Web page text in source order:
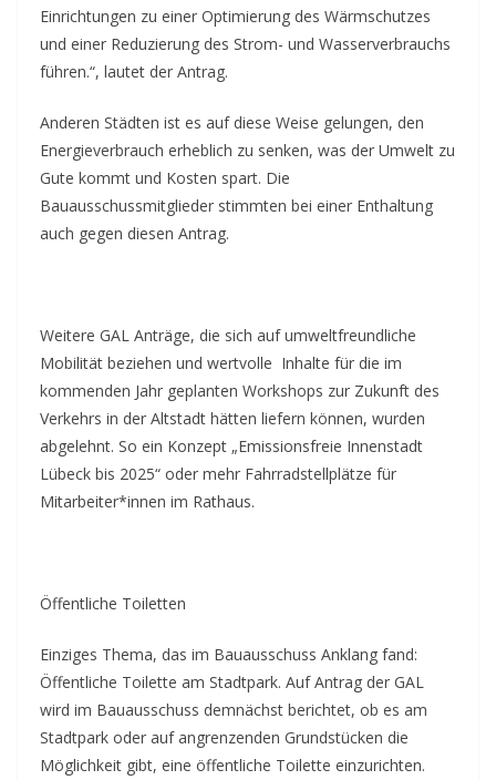
Einrichtungen zu einer Optimierung des Wärmschutzes
und einer Reduzierung des Strom- und Wasserverbrauchs
führen.“, lautet der Antrag.
Anderen Städten ist es auf diese Weise gelungen, den
Energieverbrauch erheblich zu senken, was der Umwelt zu
Gute kommt und Kosten spart. Die
Bauausschussmitglieder stimmten bei einer Enthaltung
auch gegen diesen Antrag.
Weitere GAL Anträge, die sich auf umweltfreundliche
Mobilität beziehen und wertvolle Inhalte für die im
kommenden Jahr geplanten Workshops zur Zukunft des
Verkehrs in der Altstadt hätten liefern können, wurden
abgelehnt. So ein Konzept „Emissionsfreie Innenstadt
Lübeck bis 2025“ oder mehr Fahrradstellplätze für
Mitarbeiter*innen im Rathaus.
Öffentliche Toiletten
Einziges Thema, das im Bauausschuss Anklang fand:
Öffentliche Toilette am Stadtpark. Auf Antrag der GAL
wird im Bauausschuss demnächst berichtet, ob es am
Stadtpark oder auf angrenzenden Grundstücken die
Möglichkeit gibt, eine öffentliche Toilette einzurichten.